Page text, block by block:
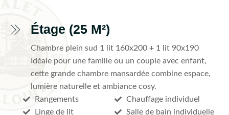
Étage (25 M²)
Chambre plein sud 1 lit 160x200 + 1 lit 90x190
Idéale pour une famille ou un couple avec enfant,
cette grande chambre mansardée combine espace,
lumière naturelle et ambiance cosy.
Rangements
Linge de lit
Chauffage individuel
Salle de bain individuelle